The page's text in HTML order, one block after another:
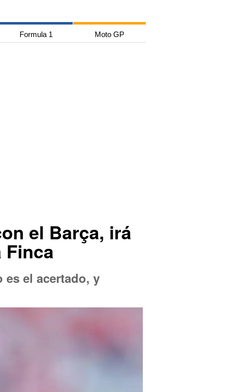
Formula 1 Moto GP
el Barça, irá
Finca
el acertado, y